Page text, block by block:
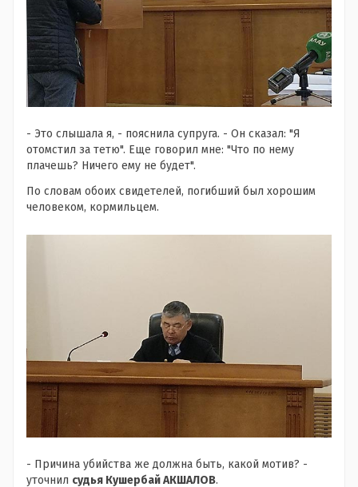
- Это слышала я, - пояснила супруга. - Он сказал: "Я
отомстил за тетю". Еще говорил мне: "Что по нему
плачешь? Ничего ему не будет".
По словам обоих свидетелей, погибший был хорошим
человеком, кормильцем.
- Причина убийства же должна быть, какой мотив? -
уточнил судья Кушербай АКШАЛОВ.